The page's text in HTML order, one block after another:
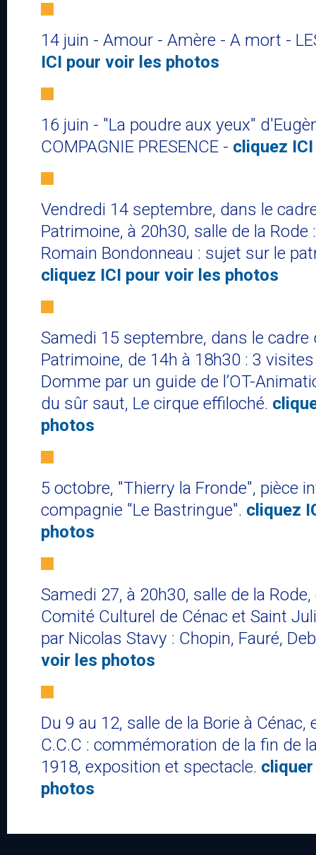
14 juin - Amour - Amère - A mort -
ICI pour voir les photos
16 juin - "​La poudre aux yeux"
COMPAGNIE PRESENCE - cliquez
Vendredi 14 septembre, dans le
Patrimoine, à 20h30, salle de la Rode
Romain Bondonneau : sujet sur le
cliquez ICI pour voir les photos
Samedi 15 septembre​, dans le
Patrimoine, ​de 14h à 18h30​​ : ​3
Domme par un guide de l’OT​-​
du sûr saut, Le cirque effiloché.
photos
5 octobre, "Thierry la Fronde", pièce
compagnie "Le Bastringue". cliquez
photos
Samedi 27, à 20h30, salle de la
Comité Culturel de Cénac et Saint
par Nicolas Stavy : Chopin, Fauré,
voir les photos
Du 9 au 12, salle de la Borie à Cénac,
C.C.C ​: commémoration de la fin de
1918, exposition et spectacle.
photos